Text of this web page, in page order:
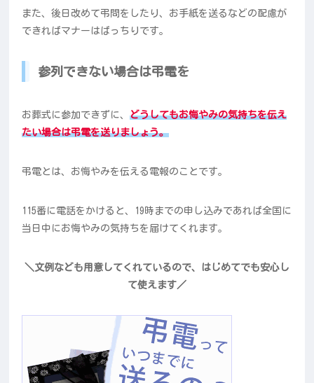
また、後日改めて弔問をしたり、お手紙を送るなどの配慮が
できればマナーはばっちりです。
参列できない場合は弔電を
お葬式に参加できずに、どうしてもお悔やみの気持ちを伝え
たい場合は弔電を送りましょう。
弔電とは、お悔やみを伝える電報のことです。
115番に電話をかけると、19時までの申し込みであれば全国に
当日中にお悔やみの気持ちを届けてくれます。
＼文例なども用意してくれているので、はじめてでも安心し
て使えます／